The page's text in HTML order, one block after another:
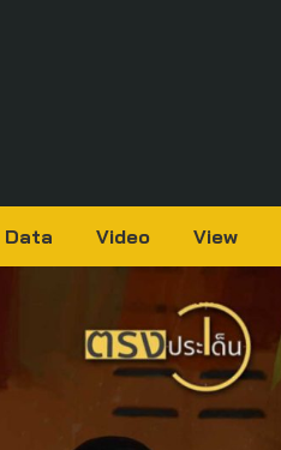
Data Video View